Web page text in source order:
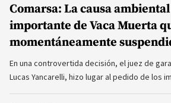
Comarsa: La causa
importante de Vaca Muerta
momentáneamente
En una controvertida decisión, el juez de
Lucas Yancarelli, hizo lugar al pedido de los